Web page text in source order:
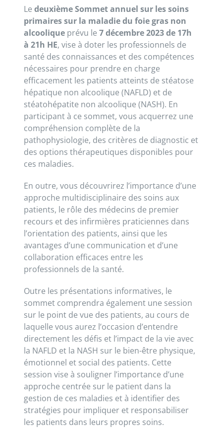
Le deuxième Sommet annuel sur les soins
primaires sur la maladie du foie gras non
alcooliqueprévu le 7 décembre 2023 de 17h
à 21h HE, vise à doter les professionnels de
santé des connaissances et des compétences
nécessaires pour prendre en charge
efficacement les patients atteints de stéatose
hépatique non alcoolique (NAFLD) et de
stéatohépatite non alcoolique (NASH). En
participant à ce sommet, vous acquerrez une
compréhension complète de la
pathophysiologie, des critères de diagnostic et
des options thérapeutiques disponibles pour
ces maladies.
En outre, vous découvrirez l’importance d’une
approche multidisciplinaire des soins aux
patients, le rôle des médecins de premier
recours et des infirmières praticiennes dans
l’orientation des patients, ainsi que les
avantages d’une communication et d’une
collaboration efficaces entre les
professionnels de la santé.
Outre les présentations informatives, le
sommet comprendra également une session
sur le point de vue des patients, au cours de
laquelle vous aurez l’occasion d’entendre
directement les défis et l’impact de la vie avec
la NAFLD et la NASH sur le bien-être physique,
émotionnel et social des patients. Cette
session vise à souligner l’importance d’une
approche centrée sur le patient dans la
gestion de ces maladies et à identifier des
stratégies pour impliquer et responsabiliser
les patients dans leurs propres soins.